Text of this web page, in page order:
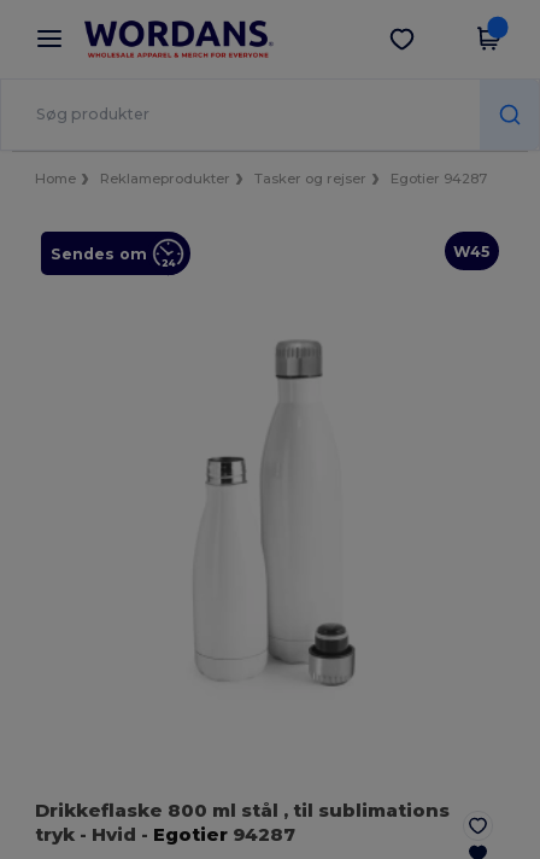
× Wordans-app
Bedre priser i appen!
Hent app
Home Reklameprodukter Tasker og rejser Egotier 94287
W45
Sendes om
Drikkeflaske 800 ml stål , til sublimations
tryk - Hvid - Egotier 94287